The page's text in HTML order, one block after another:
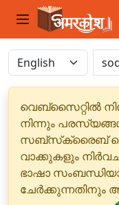
വെബ്‌സൈറ്റിൽ
നിന്നും
സബ്‌സ്‌ക്രൈബ്
വാക്കുകളും
ഭാഷാ